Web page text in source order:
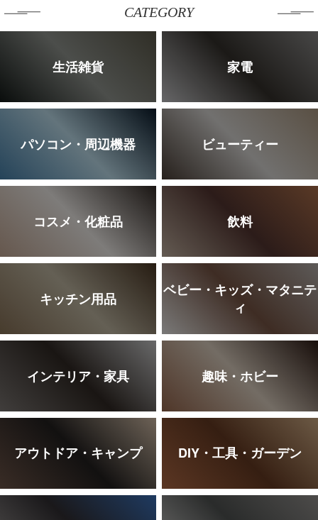
CATEGORY
生活雑貨 家電
パソコン・周辺機器 ビューティー
コスメ・化粧品 飲料
キッチン用品
ベビー・キッズ・マタニテ
ィ
インテリア・家具 趣味・ホビー
アウトドア・キャンプ DIY・工具・ガーデン